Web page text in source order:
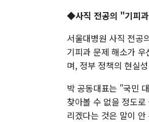
◆사직 전공의 "기피
서울대병원 사직 전공
기피과 문제 해소가
며, 정부 정책의 현실
박 공동대표는 "국민
찾아볼 수 없을 정도
리겠다는 것은 말이